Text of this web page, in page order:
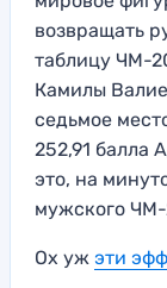
возвращать
таблицу ЧМ-
Камилы
седьмое
252,91 балла
это, на
мужского
Ох уж эти